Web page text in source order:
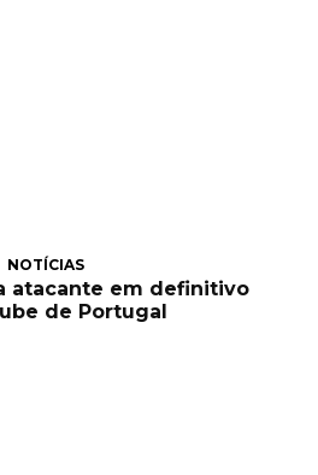
NOTÍCIAS
atacante em definitivo
de Portugal